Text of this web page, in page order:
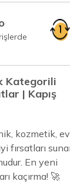
Kategorili
| Kapış
kozmetik, ev
fırsatları
En yeni
kaçırma! 🚀